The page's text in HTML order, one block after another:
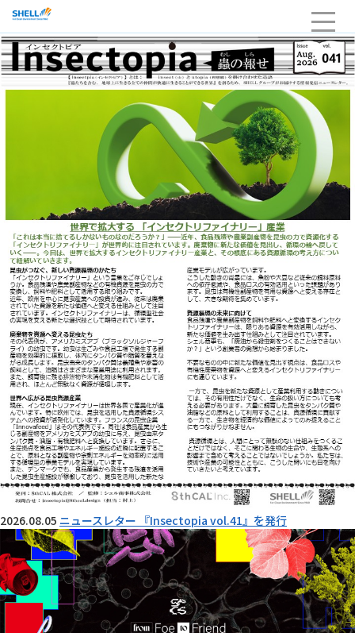
HOME
当社の強み・品質
サービスライン
採用
お問い合わせ
2026.08.05 ニュースレター 『Insectopia vol.41』を発行